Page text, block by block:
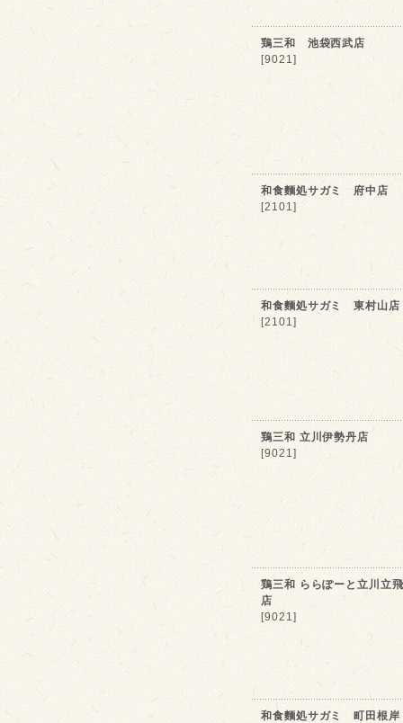
鶏三和 池袋西武店
[9021]
和食麵処サガミ 府中店
[2101]
和食麵処サガミ 東村山店
[2101]
鶏三和 立川伊勢丹店
[9021]
鶏三和 ららぽーと立川立飛
店
[9021]
和食麵処サガミ 町田根岸